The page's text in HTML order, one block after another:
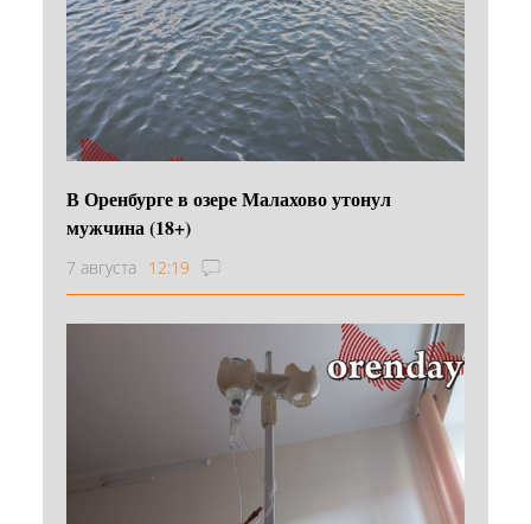
В Оренбурге в озере Малахово утонул
мужчина (18+)
7 августа 12:19